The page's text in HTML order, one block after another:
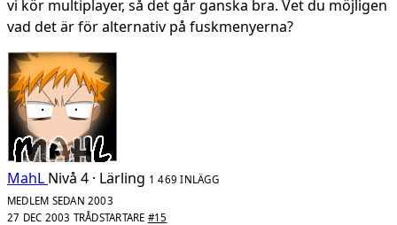
vi kör multiplayer, så det går ganska bra. Vet du möjligen
vad det är för alternativ på fuskmenyerna?
MahL Nivå 4 · Lärling 1 469 INLÄGG
MEDLEM SEDAN 2003
27 DEC 2003 TRÅDSTARTARE #15